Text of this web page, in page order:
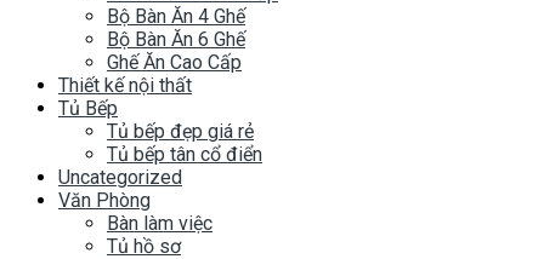
Bộ Bàn Ăn 4 Ghế
Bộ Bàn Ăn 6 Ghế
Ghế Ăn Cao Cấp
Thiết kế nội thất
Tủ Bếp
Tủ bếp đẹp giá rẻ
Tủ bếp tân cổ điển
Uncategorized
Văn Phòng
Bàn làm việc
Tủ hồ sơ